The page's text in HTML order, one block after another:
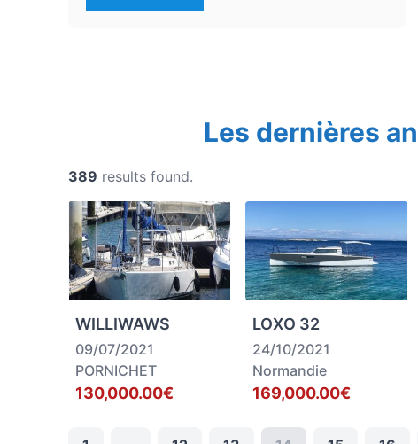
Les dernières
389 results found.
WILLIWAWS
09/07/2021
PORNICHET
130,000.00€
LOXO 32
24/10/2021
Normandie
169,000.00€